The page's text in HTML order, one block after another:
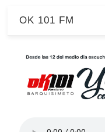
OK 101 FM